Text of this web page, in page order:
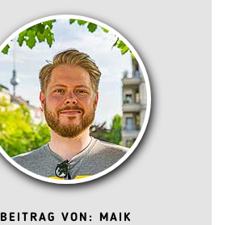
BEITRAG VON: MAIK